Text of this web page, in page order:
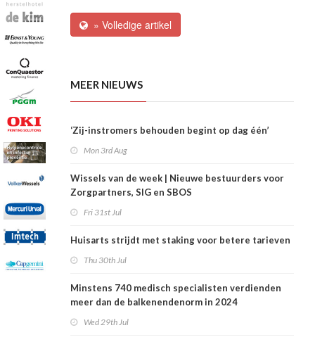
» Volledige artikel
MEER NIEUWS
‘Zij-instromers behouden begint op dag één’
Mon 3rd Aug
Wissels van de week | Nieuwe bestuurders voor
Zorgpartners, SIG en SBOS
Fri 31st Jul
Huisarts strijdt met staking voor betere tarieven
Thu 30th Jul
Minstens 740 medisch specialisten verdienden
meer dan de balkenendenorm in 2024
Wed 29th Jul